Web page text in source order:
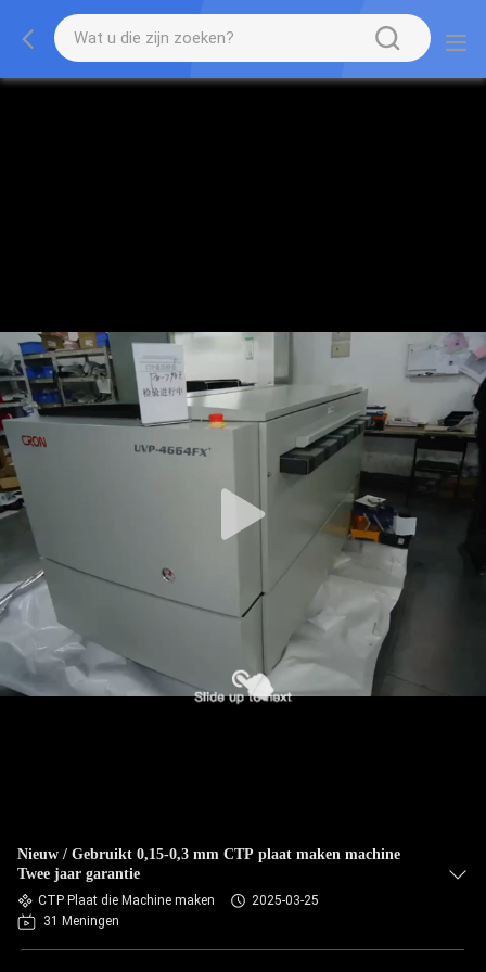
Nieuw / Gebruikt 0,15-0,3 mm CTP plaat maken machine
Twee jaar garantie
CTP Plaat die Machine maken
2025-03-25
31 Meningen